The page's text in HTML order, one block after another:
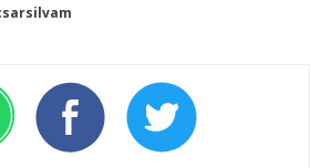
que Xiaohongshu
cúspide de la tabla